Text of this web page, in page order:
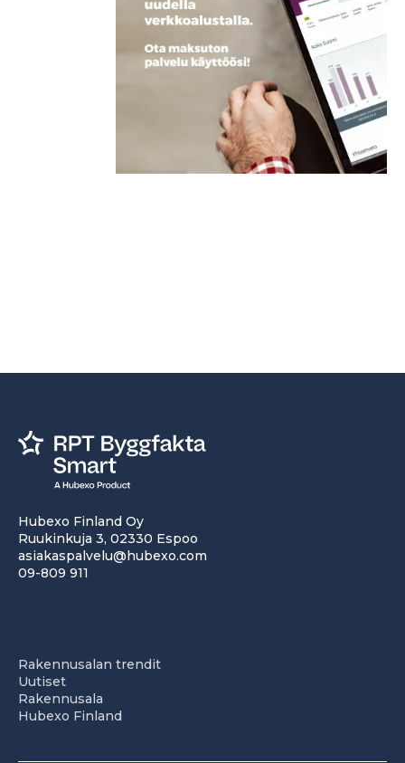
Hubexo Finland Oy
Ruukinkuja 3, 02330 Espoo
asiakaspalvelu@hubexo.com
09-809 911
Rakennusalan trendit
Uutiset
Rakennusala
Hubexo Finland